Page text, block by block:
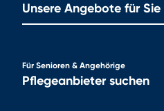
Unsere Angebote für Sie
Für Senioren & Angehörige
Pflegeanbieter suchen